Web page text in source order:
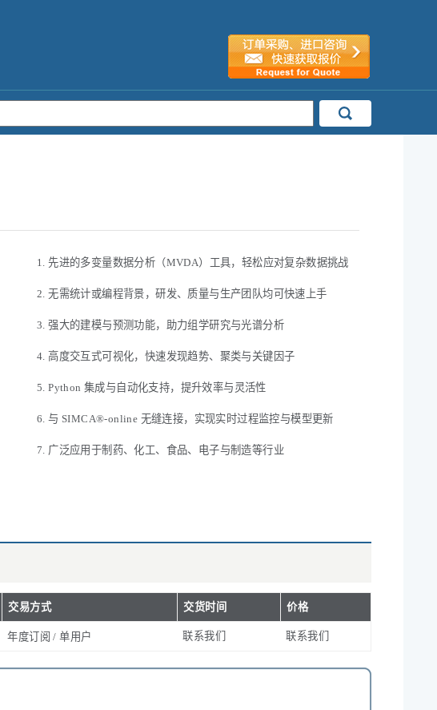
先进的多变量数据分析（MVDA）工具，轻松应对复杂数据挑战
无需统计或编程背景，研发、质量与生产团队均可快速上手
强大的建模与预测功能，助力组学研究与光谱分析
高度交互式可视化，快速发现趋势、聚类与关键因子
Python 集成与自动化支持，提升效率与灵活性
与 SIMCA®-online 无缝连接，实现实时过程监控与模型更新
广泛应用于制药、化工、食品、电子与制造等行业
交易方式 交货时间 价格
年度订阅 / 单用户 联系我们 联系我们